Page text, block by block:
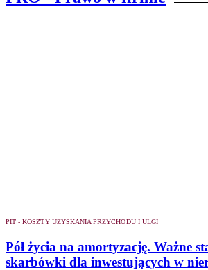
PIT - KOSZTY UZYSKANIA PRZYCHODU I ULGI
Pół życia na amortyzację. Ważne
skarbówki dla inwestujących w